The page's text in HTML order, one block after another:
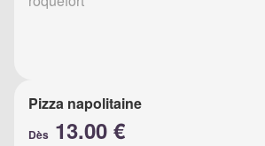
Pizza napolitaine
Dès 13.00 €